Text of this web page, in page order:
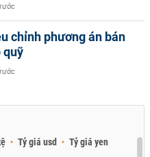
chỉnh phương án bán
quỹ
Tỷ giá usd
Tỷ giá yen